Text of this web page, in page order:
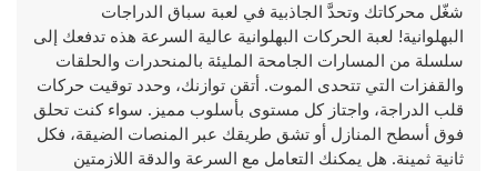
شغّل محركاتك وتحدَّ الجاذبية في لعبة سباق الدراجات
البهلوانية! لعبة الحركات البهلوانية عالية السرعة هذه تدفعك إلى
سلسلة من المسارات الجامحة المليئة بالمنحدرات والحلقات
والقفزات التي تتحدى الموت. أتقن توازنك، وحدد توقيت حركات
قلب الدراجة، واجتاز كل مستوى بأسلوب مميز. سواء كنت تحلق
فوق أسطح المنازل أو تشق طريقك عبر المنصات الضيقة، فكل
ثانية ثمينة. هل يمكنك التعامل مع السرعة والدقة اللازمتين